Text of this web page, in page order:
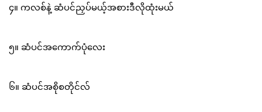
၄။ ကလစ်နဲ့ ဆံပင်ညှပ်မယ့်အစားဒီလိုထုံးမယ်
၅။ ဆံပင်အကောက်ပုံလေး
၆။ ဆံပင်အစိုစတိုင်လ်